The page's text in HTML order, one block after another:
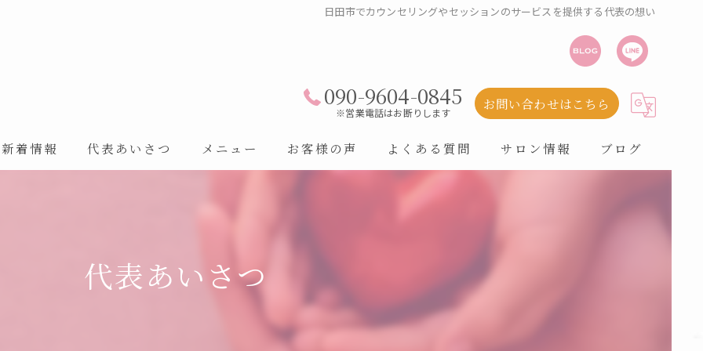
日田市でカウンセリングやセッションのサービスを提供する代表の想い
090-9604-0845
※営業電話はお断りします
お問い合わせはこちら
新着情報 代表あいさつ メニュー お客様の声 よくある質問 サロン情報 ブログ
代表あいさつ